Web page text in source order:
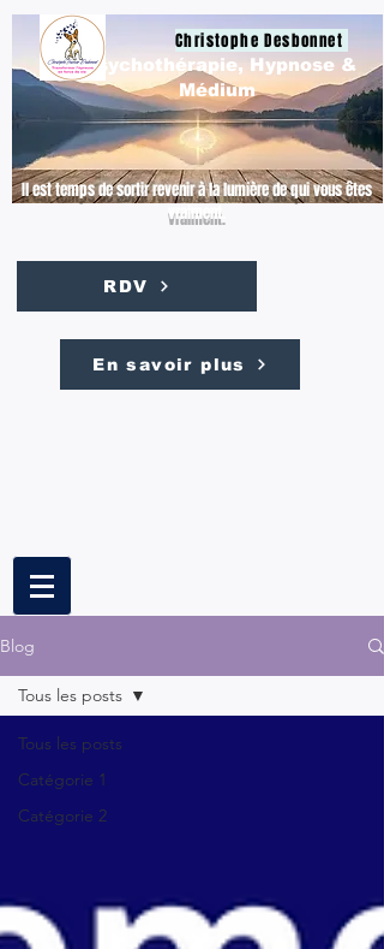
Christophe Desbonnet
Il est temps de sortir revenir à la lumière de qui vous êtes
vraiment.
Psychothérapie, Hypnose &
Médium
RDV
En savoir plus
Blog
Tous les posts
Catégorie 1
Catégorie 2
Tous les posts